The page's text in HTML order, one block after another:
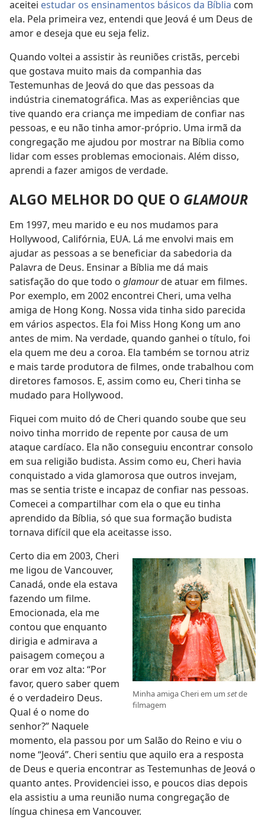
aceitei estudar os ensinamentos básicos da Bíblia com
ela. Pela primeira vez, entendi que Jeová é um Deus de
amor e deseja que eu seja feliz.
Quando voltei a assistir às reuniões cristãs, percebi
que gostava muito mais da companhia das
Testemunhas de Jeová do que das pessoas da
indústria cinematográfica. Mas as experiências que
tive quando era criança me impediam de confiar nas
pessoas, e eu não tinha amor-próprio. Uma irmã da
congregação me ajudou por mostrar na Bíblia como
lidar com esses problemas emocionais. Além disso,
aprendi a fazer amigos de verdade.
ALGO MELHOR DO QUE O GLAMOUR
Em 1997, meu marido e eu nos mudamos para
Hollywood, Califórnia, EUA. Lá me envolvi mais em
ajudar as pessoas a se beneficiar da sabedoria da
Palavra de Deus. Ensinar a Bíblia me dá mais
satisfação do que todo o glamourde atuar em filmes.
Por exemplo, em 2002 encontrei Cheri, uma velha
amiga de Hong Kong. Nossa vida tinha sido parecida
em vários aspectos. Ela foi Miss Hong Kong um ano
antes de mim. Na verdade, quando ganhei o título, foi
ela quem me deu a coroa. Ela também se tornou atriz
e mais tarde produtora de filmes, onde trabalhou com
diretores famosos. E, assim como eu, Cheri tinha se
mudado para Hollywood.
Fiquei com muito dó de Cheri quando soube que seu
noivo tinha morrido de repente por causa de um
ataque cardíaco. Ela não conseguiu encontrar consolo
em sua religião budista. Assim como eu, Cheri havia
conquistado a vida glamorosa que outros invejam,
mas se sentia triste e incapaz de confiar nas pessoas.
Comecei a compartilhar com ela o que eu tinha
aprendido da Bíblia, só que sua formação budista
tornava difícil que ela aceitasse isso.
Minha amiga Cheri em um setde
filmagem
Certo dia em 2003, Cheri
me ligou de Vancouver,
Canadá, onde ela estava
fazendo um filme.
Emocionada, ela me
contou que enquanto
dirigia e admirava a
paisagem começou a
orar em voz alta: “Por
favor, quero saber quem
é o verdadeiro Deus.
Qual é o nome do
senhor?” Naquele
momento, ela passou por um Salão do Reino e viu o
nome “Jeová”. Cheri sentiu que aquilo era a resposta
de Deus e queria encontrar as Testemunhas de Jeová o
quanto antes. Providenciei isso, e poucos dias depois
ela assistiu a uma reunião numa congregação de
língua chinesa em Vancouver.